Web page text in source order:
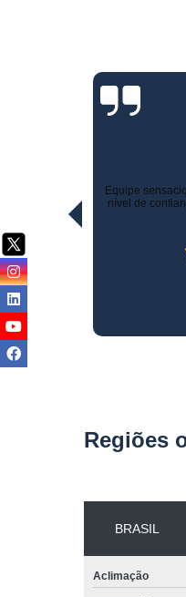
Quando
pelo suporte!
técnico tomou
veículo
Regiões
BRASIL
Aclimação